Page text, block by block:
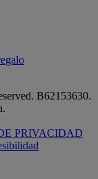
B62153630.
PRIVACIDAD